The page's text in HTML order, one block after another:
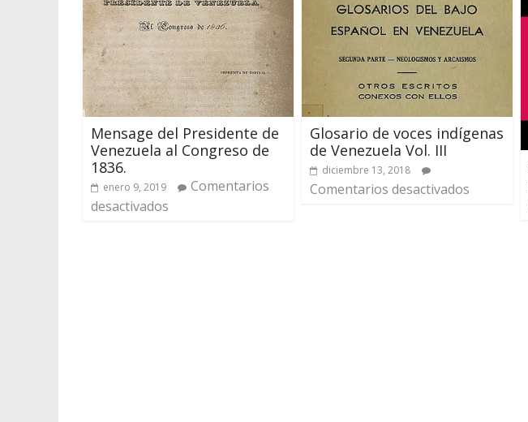
Mensage del Presidente de
Venezuela al Congreso de
1836.
enero 9, 2019
Comentarios
desactivados
Glosario de voces indígenas
de Venezuela Vol. III
diciembre 13, 2018
Comentarios desactivados